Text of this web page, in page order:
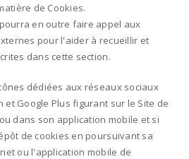
de Cookies.
pourra en outre faire appel aux
pour l'aider à recueillir et
dans cette section.
dédiées aux réseaux sociaux
et Google Plus figurant sur le Site de
ou dans son application mobile et si
de cookies en poursuivant sa
ou l'application mobile de